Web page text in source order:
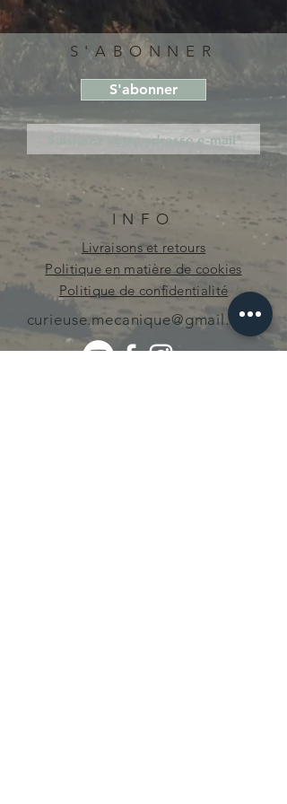
S'ABONNER
S'abonner
INFO
Livraisons et retours
Politique en matière de cookies
Politique de confidentialité
curieuse.mecanique@gmail.com